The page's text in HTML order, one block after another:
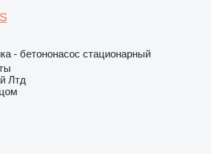
- бетононасос стационарный
Лтд